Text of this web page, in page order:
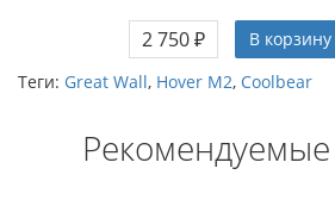
2 750 ₽
В корзину
Теги: Great Wall, Hover M2, Coolbear